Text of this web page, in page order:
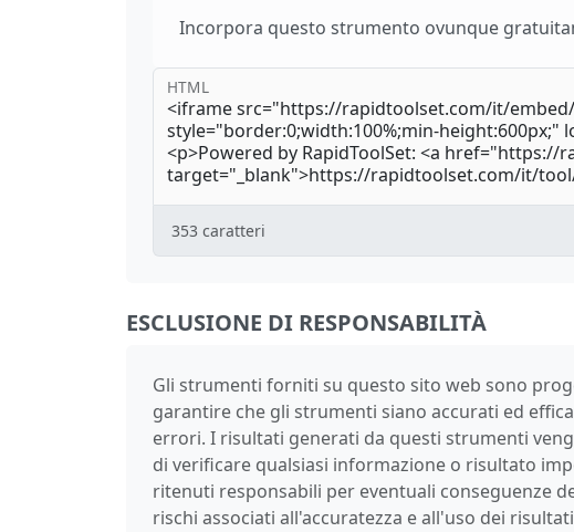
Incorpora questo strumento ovunque
HTML
353 caratteri
ESCLUSIONE DI RESPONSABILITÀ
Gli strumenti forniti su questo sito web sono
garantire che gli strumenti siano accurati ed
errori. I risultati generati da questi strumenti
di verificare qualsiasi informazione o risultato
ritenuti responsabili per eventuali conseguenze
rischi associati all'accuratezza e all'uso dei